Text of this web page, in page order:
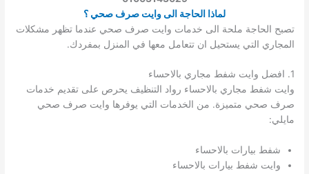
لماذا الحاجة الى وايت صرف صحي ؟
تصبح الحاجة ملحة الى خدمات وايت صرف صحي عندما تظهر مشكلات
المجاري التي يستحيل ان تتعامل معها في المنزل بمفردك.
1. افضل وايت شفط مجاري بالاحساء
وايت شفط مجاري بالاحساء رواد التنظيف يحرص على تقديم خدمات
صرف صحي متميزة. من الخدمات التي يوفرها وايت صرف صحي
مايلي:
شفط بيارات بالاحساء
وايت شفط بيارات بالاحساء